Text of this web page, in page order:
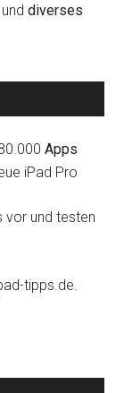
unddiverses
Apps
iPad Pro
vor und testen
tipps.de.